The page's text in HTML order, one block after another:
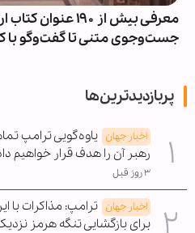
معرفی بیش از ۱۹۰
جست‌وجوی متنی تا گفت‌وگو با
پربازدیدترین‌ها
اخبار جهان یاوه‌گویی ترامپ
رهبر آن را هدف قرار خواهیم
۳ روز قبل
اخبار جهان ترامپ: مذاکرات با
برای بازگشایی تنگه هرمز